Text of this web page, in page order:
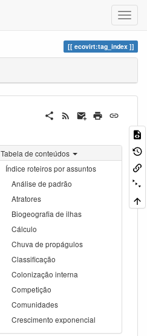
ecovirt:tag_index
Tabela de conteúdos
Índice roteiros por assuntos
Análise de padrão
Atratores
Biogeografia de ilhas
Cálculo
Chuva de propágulos
Classificação
Colonização interna
Competição
Comunidades
Crescimento exponencial